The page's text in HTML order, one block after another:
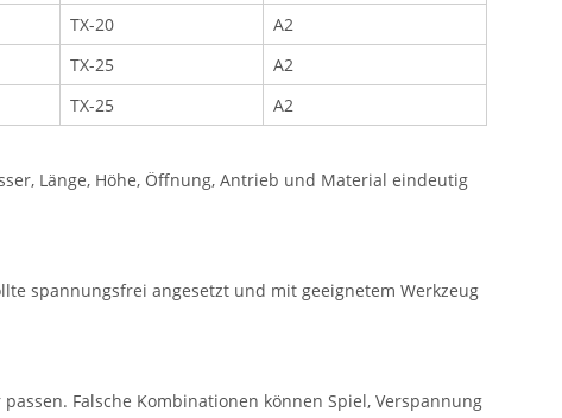
TX-20
A2
TX-25
A2
TX-25 A2
Länge, Höhe, Öffnung, Antrieb und Material eindeutig
spannungsfrei angesetzt und mit geeignetem Werkzeug
Falsche Kombinationen können Spiel, Verspannung